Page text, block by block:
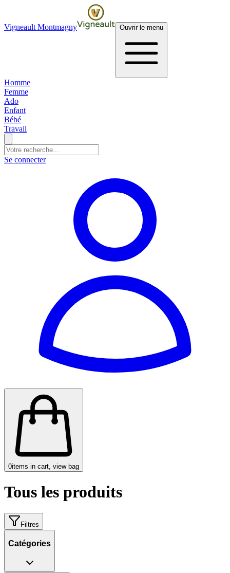
Vigneault Montmagny Ouvrir le menu
Homme
Femme
Ado
Enfant
Bébé
Travail
Se connecter
0items in cart, view bag
Tous les produits
Filtres
Catégories